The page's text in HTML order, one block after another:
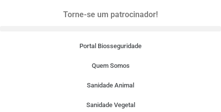
Torne-se um patrocinador!
Portal Biosseguridade
Quem Somos
Sanidade Animal
Sanidade Vegetal